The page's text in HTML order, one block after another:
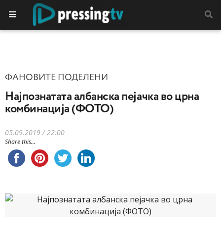
ФАНОВИТЕ ПОДЕЛЕНИ
Најпознатата албанска пејачка во црна
комбинација (ФОТО)
05.09.2019 / 22:00
Share this...